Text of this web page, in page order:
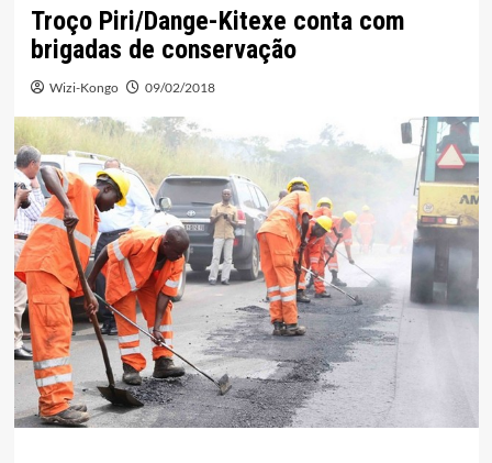
Troço Piri/Dange-Kitexe conta com
brigadas de conservação
Wizi-Kongo 09/02/2018